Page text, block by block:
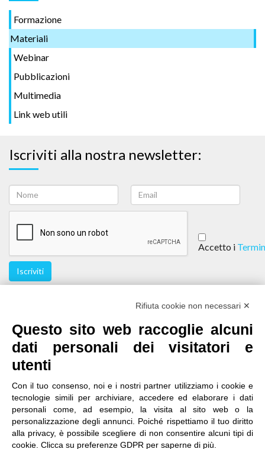
Formazione
Materiali
Webinar
Pubblicazioni
Multimedia
Link web utili
Iscriviti alla nostra newsletter:
Accetto i
Iscriviti
contatti| qualità accessibilità |privacy|
note legali
IRES Piemonte - Istituto di Ricerche Economico
Rifiuta cookie non necessari ✕
Questo sito web raccoglie alcuni
dati personali dei visitatori e
utenti
Con il tuo consenso, noi e i nostri partner utilizziamo i cookie e
tecnologie simili per archiviare, accedere ed elaborare i dati
personali come, ad esempio, la visita al sito web o la
personalizzazione degli annunci. Poiché rispettiamo il tuo diritto
alla privacy, è possibile scegliere di non consentire alcuni tipi di
cookie. Clicca su preferenze GDPR per saperne di più.